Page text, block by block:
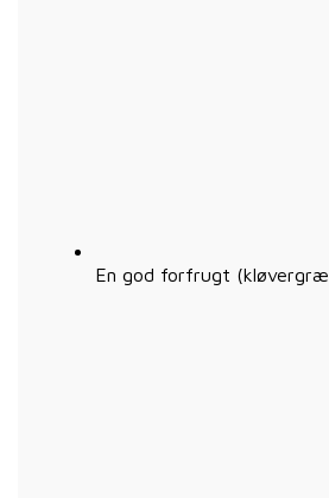
En god forfrugt